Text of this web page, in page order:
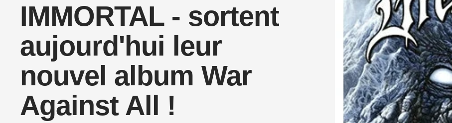
IMMORTAL - sortent
aujourd'hui leur
nouvel album War
Against All !